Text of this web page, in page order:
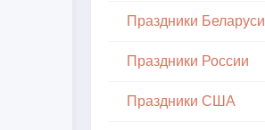
Праздники Беларуси
Праздники России
Праздники США